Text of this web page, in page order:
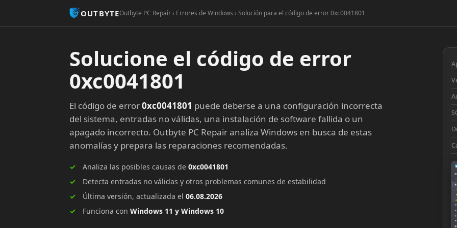
OUTBYTEOutbyte PC Repair › Errores de Windows › Solución para el código de error 0xc0041801
Solucione el código de error
0xc0041801
El código de error0xc0041801 puede deberse a una configuración incorrecta
del sistema, entradas no válidas, una instalación de software fallida o un
apagado incorrecto. Outbyte PC Repair analiza Windows en busca de estas
anomalías y prepara las reparaciones recomendadas.
Analiza las posibles causas de 0xc0041801
Detecta entradas no válidas y otros problemas comunes de estabilidad
Última versión, actualizada el 06.08.2026
Funciona con Windows 11 y Windows 10
▦
□
◉
◔
■
⚙
●
◎
■
▣